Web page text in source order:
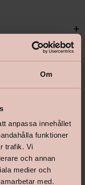
Om
anpassa innehållet
funktioner
trafik. Vi
och annan
medier och
med.
+